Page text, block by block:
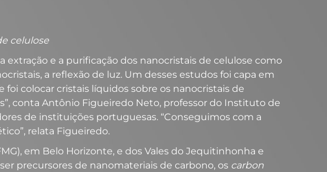
celulose
e a purificação dos nanocristais de celulose como
a reflexão de luz. Um desses estudos foi capa em
foi colocar cristais líquidos sobre os nanocristais de
conta Antônio Figueiredo Neto, professor do Instituto de
de instituições portuguesas. “Conseguimos com a
relata Figueiredo.
em Belo Horizonte, e dos Vales do Jequitinhonha e
precursores de nanomateriais de carbono, os carbon